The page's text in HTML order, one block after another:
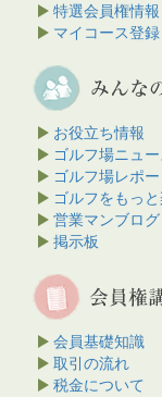
特選会員権情報
マイコース登録
お役立ち情報
ゴルフ場ニュー
ゴルフ場レポー
ゴルフをもっ
営業マンブログ
掲示板
会員基礎知識
取引の流れ
税金について